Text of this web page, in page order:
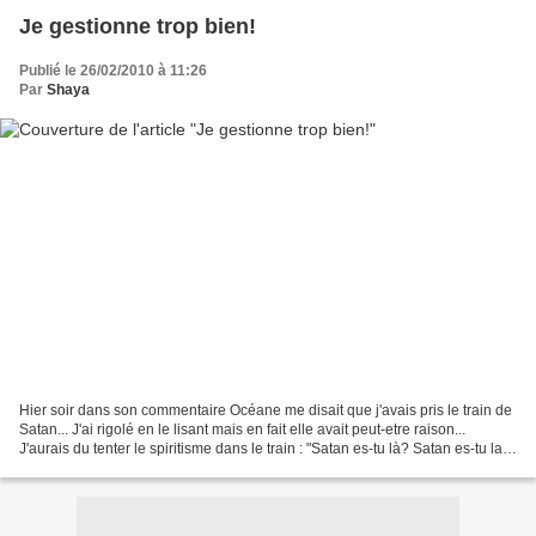
Je gestionne trop bien!
Publié le 26/02/2010 à 11:26
Par Shaya
Hier soir dans son commentaire Océane me disait que j'avais pris le train de
Satan... J'ai rigolé en le lisant mais en fait elle avait peut-etre raison...
J'aurais du tenter le spiritisme dans le train : "Satan es-tu là? Satan es-tu la?